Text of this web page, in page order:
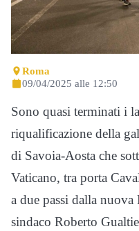
Roma
09/04/2025 alle 12:50
Sono quasi terminati i
riqualificazione della
di Savoia-Aosta che
Vaticano, tra porta
a due passi dalla
sindaco Roberto